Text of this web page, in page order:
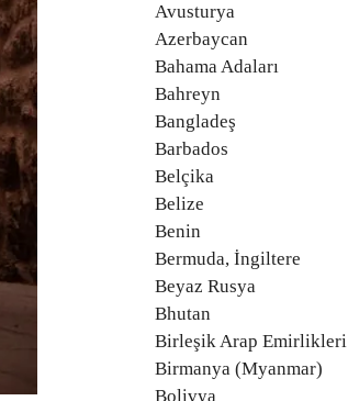
Avusturya
Azerbaycan
Bahama Adaları
Bahreyn
Bangladeş
Barbados
Belçika
Belize
Benin
Bermuda, İngiltere
Beyaz Rusya
Bhutan
Birleşik Arap Emirlikleri
Birmanya (Myanmar)
Bolivya